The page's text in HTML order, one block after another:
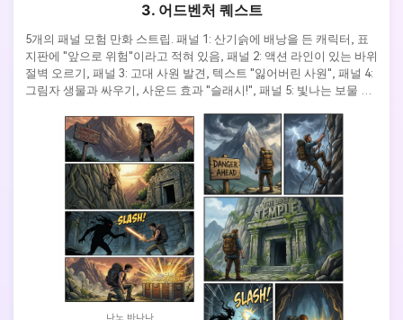
3. 어드벤처 퀘스트
5개의 패널 모험 만화 스트립. 패널 1: 산기슭에 배낭을 든 캐릭터, 표
지판에 "앞으로 위험"이라고 적혀 있음, 패널 2: 액션 라인이 있는 바위
절벽 오르기, 패널 3: 고대 사원 발견, 텍스트 "잃어버린 사원", 패널 4:
그림자 생물과 싸우기, 사운드 효과 "슬래시!", 패널 5: 빛나는 보물 상
나노 바나나